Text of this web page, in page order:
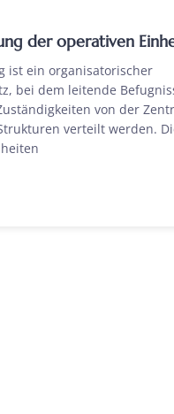
der operativen
ist ein organisatorischer
bei dem leitende
von der
verteilt werden.